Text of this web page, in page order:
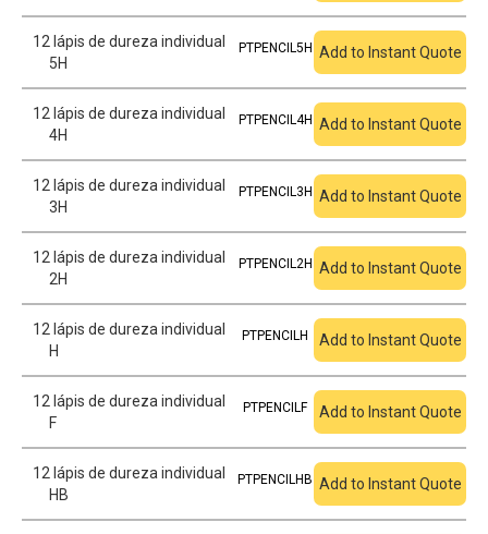
12 lápis de dureza individual
5H
PTPENCIL5H Add to Instant Quote
12 lápis de dureza individual
4H
PTPENCIL4H Add to Instant Quote
12 lápis de dureza individual
3H
PTPENCIL3H Add to Instant Quote
12 lápis de dureza individual
2H
PTPENCIL2H Add to Instant Quote
12 lápis de dureza individual
H
PTPENCILH Add to Instant Quote
12 lápis de dureza individual
F
PTPENCILF Add to Instant Quote
12 lápis de dureza individual
HB
PTPENCILHB Add to Instant Quote